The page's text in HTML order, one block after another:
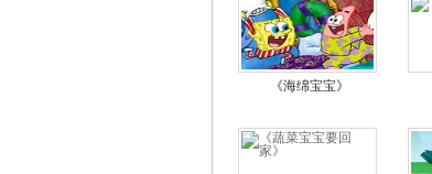
《海绵宝宝》